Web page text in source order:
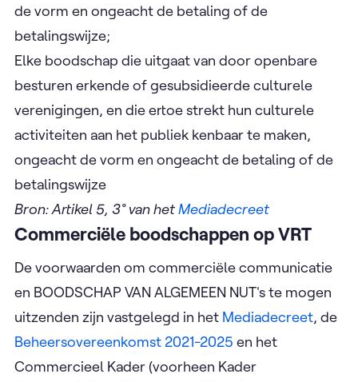
de vorm en ongeacht de betaling of de
betalingswijze;
Elke boodschap die uitgaat van door openbare
besturen erkende of gesubsidieerde culturele
verenigingen, en die ertoe strekt hun culturele
activiteiten aan het publiek kenbaar te maken,
ongeacht de vorm en ongeacht de betaling of de
betalingswijze
Bron: Artikel 5, 3° van hetMediadecreet
Commerciële boodschappen op VRT
De voorwaarden om commerciële communicatie
en BOODSCHAP VAN ALGEMEEN NUT's te mogen
uitzenden zijn vastgelegd in het Mediadecreet, de
Beheersovereenkomst 2021-2025 en het
Commercieel Kader (voorheen Kader